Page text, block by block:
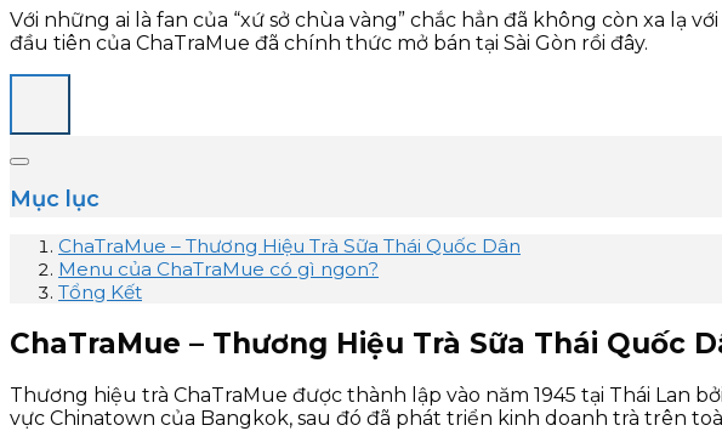
Với những ai là fan của “xứ sở chùa vàng” chắc hẳn đã không còn xa lạ
đầu tiên của ChaTraMue đã chính thức mở bán tại Sài Gòn rồi đây.
Mục lục
ChaTraMue – Thương Hiệu Trà Sữa Thái Quốc Dân
Menu của ChaTraMue có gì ngon?
Tổng Kết
ChaTraMue – Thương Hiệu Trà Sữa Thái Quốc
Thương hiệu trà ChaTraMue được thành lập vào năm 1945 tại Thái Lan
vực Chinatown của Bangkok, sau đó đã phát triển kinh doanh trà trên